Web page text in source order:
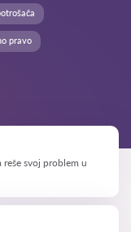
pravo
svoj problem u